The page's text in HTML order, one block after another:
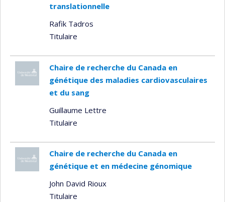
translationnelle
Rafik Tadros
Titulaire
Chaire de recherche du Canada en
génétique des maladies cardiovasculaires
et du sang
Guillaume Lettre
Titulaire
Chaire de recherche du Canada en
génétique et en médecine génomique
John David Rioux
Titulaire